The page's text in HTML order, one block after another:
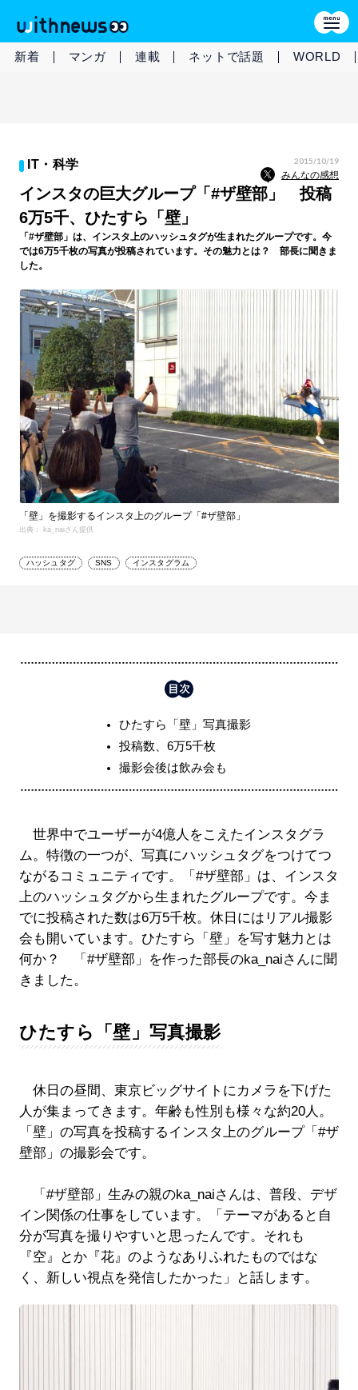
新着 マンガ 連載 ネットで話題 WORLD
IT・科学 2015/10/19
みんなの感想
インスタの巨大グループ「#ザ壁部」 投稿
6万5千、ひたすら「壁」
「#ザ壁部」は、インスタ上のハッシュタグが生まれたグループです。今
では6万5千枚の写真が投稿されています。その魅力とは？ 部長に聞きま
した。
「壁」を撮影するインスタ上のグループ「#ザ壁部」
出典： ka_naiさん提供
ハッシュタグ SNS インスタグラム
ひたすら「壁」写真撮影
投稿数、6万5千枚
撮影会後は飲み会も
世界中でユーザーが4億人をこえたインスタグラ
ム。特徴の一つが、写真にハッシュタグをつけてつ
ながるコミュニティです。「#ザ壁部」は、インスタ
上のハッシュタグから生まれたグループです。今ま
でに投稿された数は6万5千枚。休日にはリアル撮影
会も開いています。ひたすら「壁」を写す魅力とは
何か？ 「#ザ壁部」を作った部長のka_naiさんに聞
きました。
ひたすら「壁」写真撮影
休日の昼間、東京ビッグサイトにカメラを下げた
人が集まってきます。年齢も性別も様々な約20人。
「壁」の写真を投稿するインスタ上のグループ「#ザ
壁部」の撮影会です。
「#ザ壁部」生みの親のka_naiさんは、普段、デザ
イン関係の仕事をしています。「テーマがあると自
分が写真を撮りやすいと思ったんです。それも
『空』とか『花』のようなありふれたものではな
く、新しい視点を発信したかった」と話します。